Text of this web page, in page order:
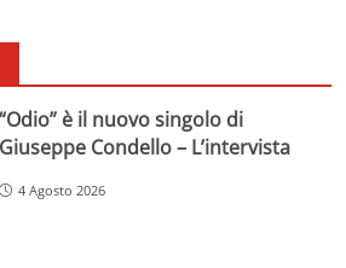
“Odio” è il nuovo singolo di
Giuseppe Condello – L’intervista
4 Agosto 2026